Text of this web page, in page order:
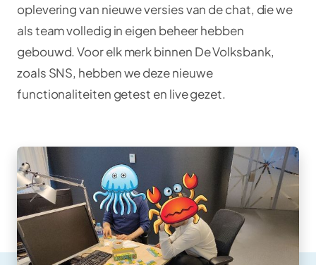
oplevering van nieuwe versies van de chat, die we
als team volledig in eigen beheer hebben
gebouwd. Voor elk merk binnen De Volksbank,
zoals SNS, hebben we deze nieuwe
functionaliteiten getest en live gezet.